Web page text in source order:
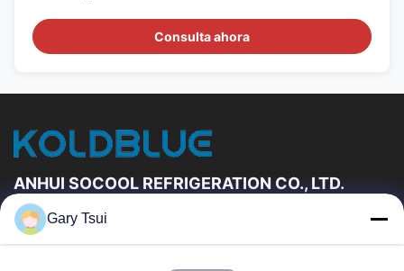
Consulta ahora
ANHUI SOCOOL REFRIGERATION CO., LTD.
Vínculos Rápidos
Gary Tsui